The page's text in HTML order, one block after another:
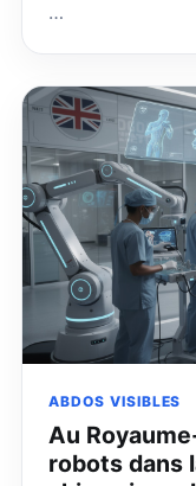
…
ABDOS VISIBLES
Au
robots dans